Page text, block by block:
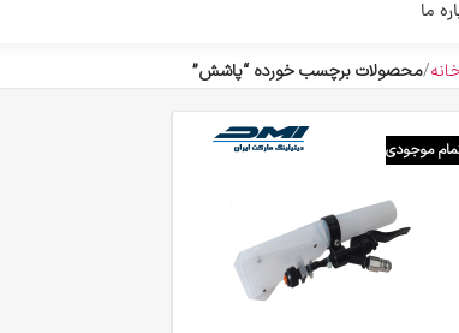
ما
محصولات برچسب خورده “پاشش”
موجودی